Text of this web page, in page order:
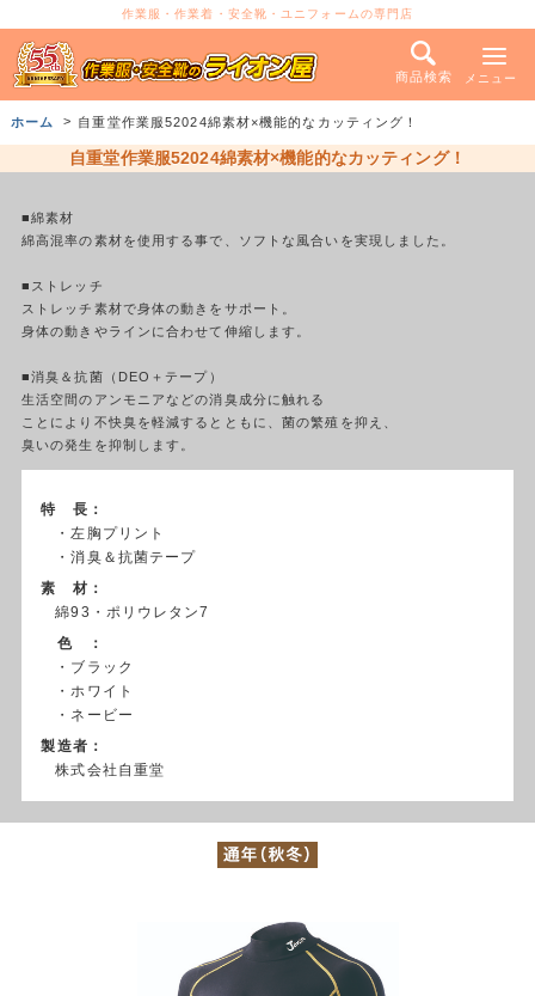
作業服・作業着・安全靴・ユニフォームの専門店
商品検索 メニュー
ホーム 自重堂作業服52024綿素材×機能的なカッティング！
自重堂作業服52024綿素材×機能的なカッティング！
■綿素材
綿高混率の素材を使用する事で、ソフトな風合いを実現しました。
■ストレッチ
ストレッチ素材で身体の動きをサポート。
身体の動きやラインに合わせて伸縮します。
■消臭＆抗菌（DEO＋テープ）
生活空間のアンモニアなどの消臭成分に触れる
ことにより不快臭を軽減するとともに、菌の繁殖を抑え、
臭いの発生を抑制します。
特 長：
・左胸プリント
・消臭＆抗菌テープ
素 材：
綿93・ポリウレタン7
色 ：
・ブラック
・ホワイト
・ネービー
製造者：
株式会社自重堂